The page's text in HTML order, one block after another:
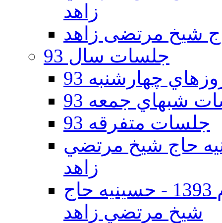
زاهد
جلسات سال 93
چهارشنبه 93
شبهاي جمعه 93
جلسات متفرقه 93
دوم 93 - حسينيه حاج شيخ مرتضي
زاهد
جلسات دهه اول محرم الحرام 1393 - حسينيه حاج
شيخ مرتضي زاهد